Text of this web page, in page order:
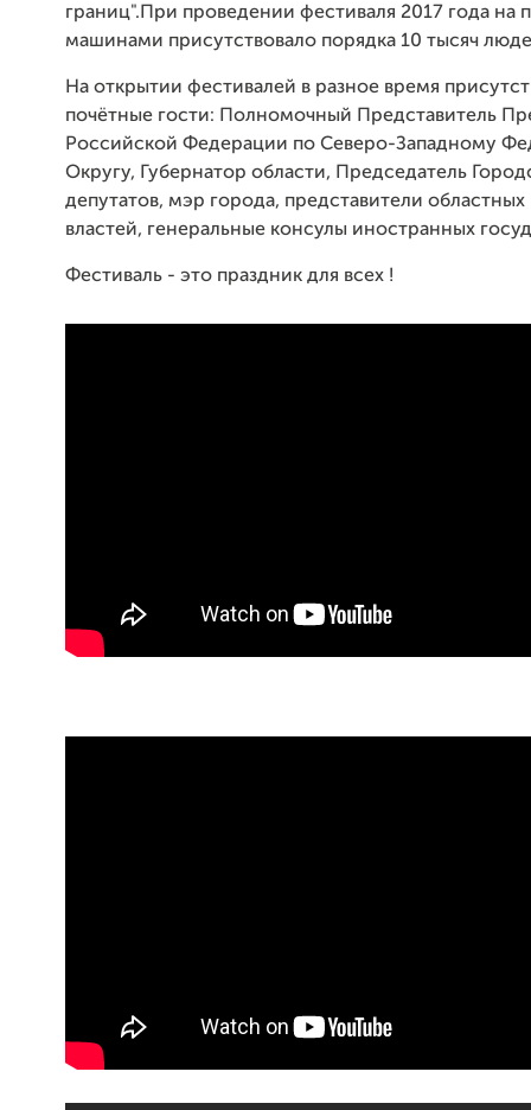
границ".При проведении фестиваля 2017 года на
машинами присутствовало порядка 10 тысяч
На открытии фестивалей в разное время
почётные гости: Полномочный Представитель
Российской Федерации по Северо-Западному
Округу, Губернатор области, Председатель
депутатов, мэр города, представители
властей, генеральные консулы иностранных
Фестиваль - это праздник для всех !